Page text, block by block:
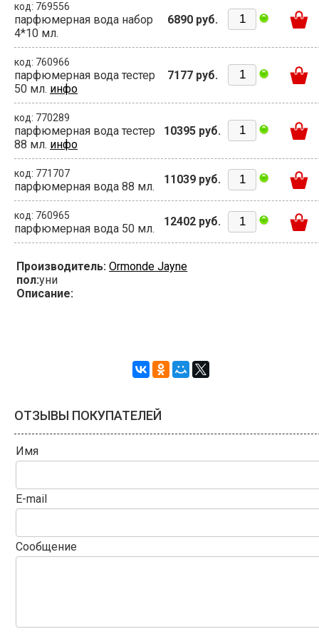
код: 769556
парфюмерная вода набор
4*10 мл.
6890 руб.
код: 760966
парфюмерная вода тестер
50 мл. инфо
7177 руб.
код: 770289
парфюмерная вода тестер
88 мл. инфо
10395 руб.
код: 771707
парфюмерная вода 88 мл.
11039 руб.
код: 760965
парфюмерная вода 50 мл.
12402 руб.
Производитель: Ormonde Jayne
пол:уни
Описание:
ОТЗЫВЫ ПОКУПАТЕЛЕЙ
Имя
E-mail
Сообщение